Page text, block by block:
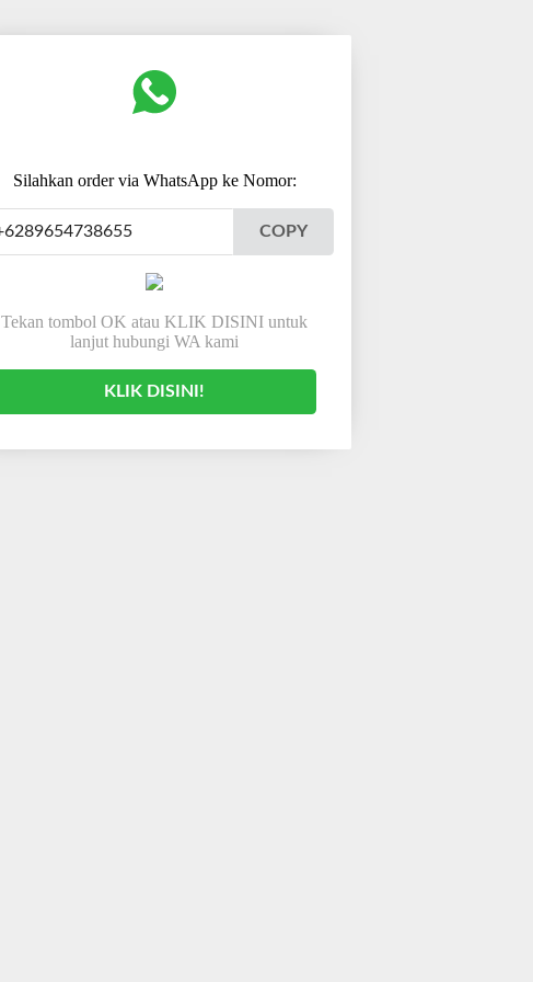
Silahkan order via WhatsApp ke Nomor:
COPY
Tekan tombol OK atau KLIK DISINI untuk
lanjut hubungi WA kami
KLIK DISINI!